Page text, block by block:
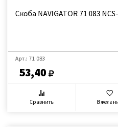
Скоба NAVIGATOR 71 083
Арт.: 71 083
53,40
Сравнить В